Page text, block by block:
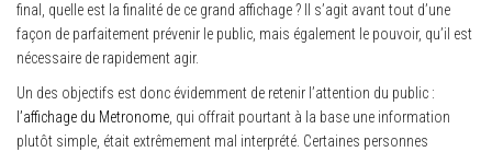
final, quelle est la finalité de ce grand affichage ? Il s’agit avant tout d’une
façon de parfaitement prévenir le public, mais également le pouvoir, qu’il est
nécessaire de rapidement agir.
Un des objectifs est donc évidemment de retenir l’attention du public :
l’affichage du Metronome , qui offrait pourtant à la base une information
plutôt simple, était extrêmement mal interprété. Certaines personnes